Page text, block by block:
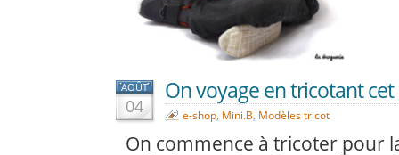
AOÛT
04
On voyage en tricotant
e-shop, Mini.B, Modèles tricot
On commence à tricoter pour